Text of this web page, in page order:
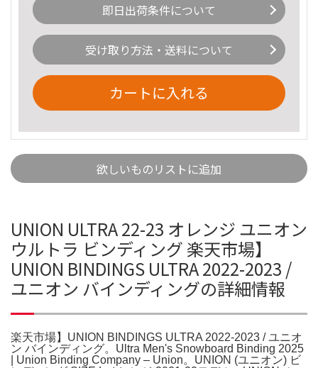
即日出荷条件について
受け取り方法・送料について
カートに入れる
欲しいものリストに追加
UNION ULTRA 22-23 オレンジ ユニオン
ウルトラ ビンディング 楽天市場】
UNION BINDINGS ULTRA 2022-2023 /
ユニオン バインディングの詳細情報
楽天市場】UNION BINDINGS ULTRA 2022-2023 / ユニオ
ン バインディング。Ultra Men's Snowboard Binding 2025
| Union Binding Company – Union。UNION (ユニオン) ビ